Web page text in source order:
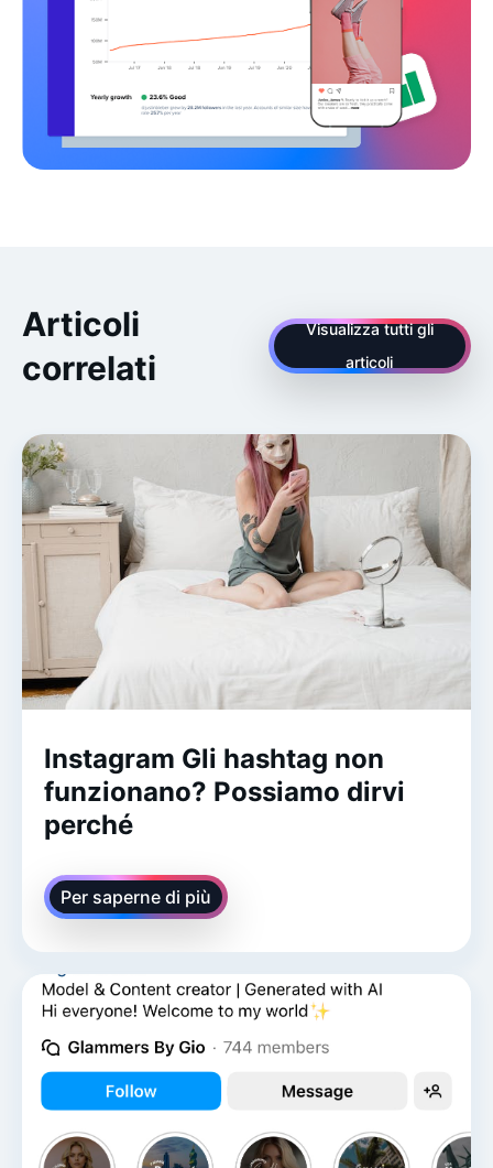
Articoli
correlati
Visualizza tutti gli
articoli
Instagram Gli hashtag non
funzionano? Possiamo dirvi
perché
Per saperne di più